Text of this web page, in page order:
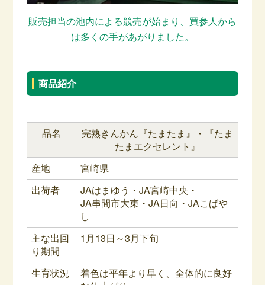
販売担当の池内による競売が始まり、買参人から
は多くの手があがりました。
商品紹介
品名
完熟きんかん『たまたま』・『たま
たまエクセレント』
産地
宮崎県
出荷者
JAはまゆう・JA宮崎中央・
JA串間市大束・JA日向・JAこばや
し
主な出回
り期間
1月13日～3月下旬
生育状況
着色は平年より早く、全体的に良好